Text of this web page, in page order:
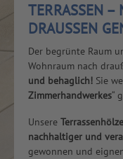
TERRASSEN
DRAUSSEN
Der begrünte Raum
Wohnraum nach
und behaglich! Sie
Zimmerhandwerkes“
Unsere
nachhaltiger und
gewonnen und